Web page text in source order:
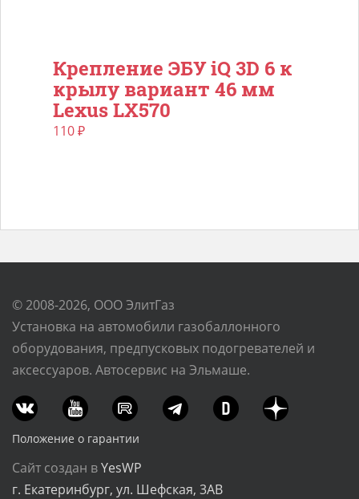
Крепление ЭБУ iQ 3D 6 к
крылу вариант 46 мм
Lexus LX570
110₽
© 2008-2026, ООО ЭлитГаз
Установка на автомобили газобаллонного
оборудования, предпусковых подогревателей и
аксессуаров. Автосервис на Эльмаше.
Положение о гарантии
Сайт создан вYesWP
г. Екатеринбург, ул. Шефская, 3АВ